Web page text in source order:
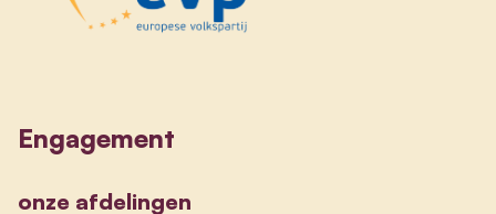
Engagement
onze afdelingen